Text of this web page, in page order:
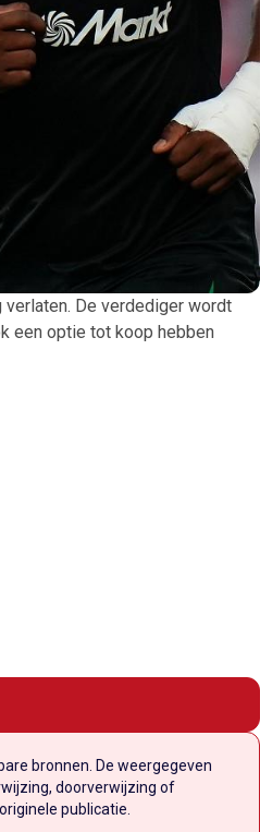
De verdediger wordt
een optie tot koop hebben
bronnen. De weergegeven
doorverwijzing of
publicatie.